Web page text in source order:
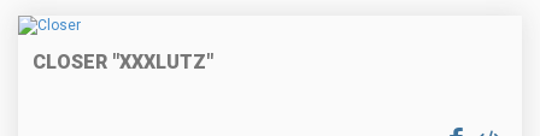
CLOSER "XXXLUTZ"